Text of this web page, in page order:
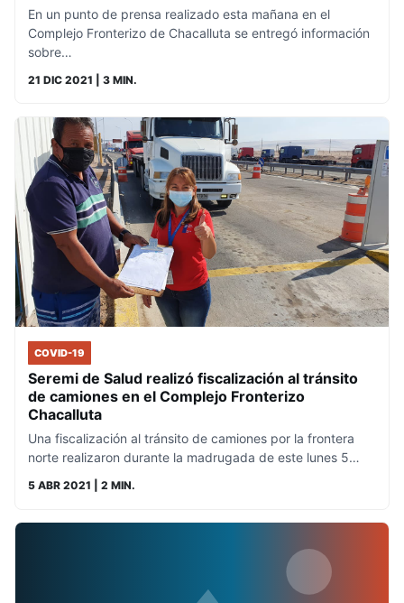
En un punto de prensa realizado esta mañana en el
Complejo Fronterizo de Chacalluta se entregó información
sobre…
21 DIC 2021 | 3 MIN.
COVID-19
Seremi de Salud realizó fiscalización al tránsito
de camiones en el Complejo Fronterizo
Chacalluta
Una fiscalización al tránsito de camiones por la frontera
norte realizaron durante la madrugada de este lunes 5…
5 ABR 2021 | 2 MIN.